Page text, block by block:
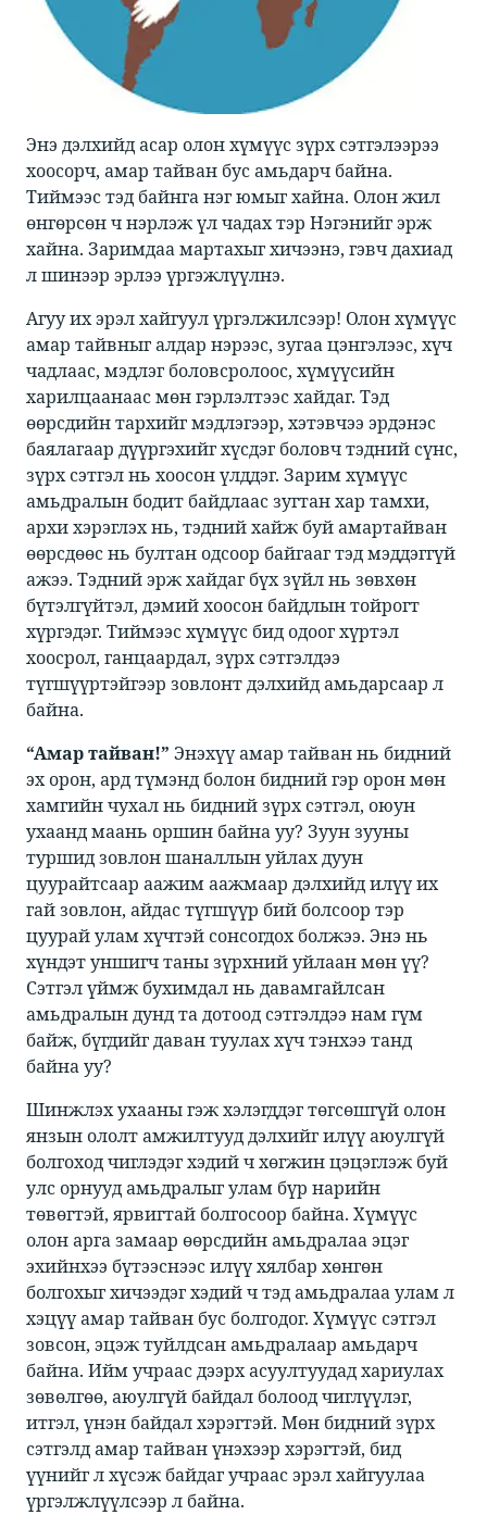
Энэ дэлхийд асар олон хүмүүс зүрх сэтгэлээрээ
хоосорч, амар тайван бус амьдарч байна.
Тиймээс тэд байнга нэг юмыг хайна. Олон жил
өнгөрсөн ч нэрлэж үл чадах тэр Нэгэнийг эрж
хайна. Заримдаа мартахыг хичээнэ, гэвч дахиад
л шинээр эрлээ үргэжлүүлнэ. ​
​​Агуу их эрэл хайгуул үргэлжилсээр! Олон хүмүүс
амар тайвныг алдар нэрээс, зугаа цэнгэлээс, хүч
чадлаас, мэдлэг боловсролоос, хүмүүсийн
харилцаанаас мөн гэрлэлтээс хайдаг. Тэд
өөрсдийн тархийг мэдлэгээр, хэтэвчээ эрдэнэс
баялагаар дүүргэхийг хүсдэг боловч тэдний сүнс,
зүрх сэтгэл нь хоосон үлддэг. Зарим хүмүүс
амьдралын бодит байдлаас зугтан хар тамхи,
архи хэрэглэх нь, тэдний хайж буй амартайван
өөрсдөөс нь бултан одсоор байгааг тэд мэддэггүй
ажээ. Тэдний эрж хайдаг бүх зүйл нь зөвхөн
бүтэлгүйтэл, дэмий хоосон байдлын тойрогт
хүргэдэг. Тиймээс хүмүүс бид одоог хүртэл
хоосрол, ганцаардал, зүрх сэтгэлдээ
түгшүүртэйгээр зовлонт дэлхийд амьдарсаар л
байна. ​
“Амар тайван!” ​​ Энэхүү амар тайван нь бидний
эх орон, ард түмэнд болон бидний гэр орон мөн
хамгийн чухал нь бидний зүрх сэтгэл, оюун
ухаанд маань оршин байна уу? Зуун зууны
туршид зовлон шаналлын уйлах дуун
цуурайтсаар аажим аажмаар дэлхийд илүү их
гай зовлон, айдас түгшүүр бий болсоор тэр
цуурай улам хүчтэй сонсогдох болжээ. Энэ нь
хүндэт уншигч таны зүрхний уйлаан мөн үү?
Сэтгэл үймж бухимдал нь давамгайлсан
амьдралын дунд та дотоод сэтгэлдээ нам гүм
байж, бүгдийг даван туулах хүч тэнхээ танд
байна уу? ​
​​Шинжлэх ухааны гэж хэлэгддэг төгсөшгүй олон
янзын ололт амжилтууд дэлхийг илүү аюулгүй
болгоход чиглэдэг хэдий ч хөгжин цэцэглэж буй
улс орнууд амьдралыг улам бүр нарийн
төвөгтэй, ярвигтай болгосоор байна. Хүмүүс
олон арга замаар өөрсдийн амьдралаа эцэг
эхийнхээ бүтээснээс илүү хялбар хөнгөн
болгохыг хичээдэг хэдий ч тэд амьдралаа улам л
хэцүү амар тайван бус болгодог. Хүмүүс сэтгэл
зовсон, эцэж туйлдсан амьдралаар амьдарч
байна. Ийм учраас дээрх асуултуудад хариулах
зөвөлгөө, аюулгүй байдал болоод чиглүүлэг,
итгэл, үнэн байдал хэрэгтэй. Мөн бидний зүрх
сэтгэлд амар тайван үнэхээр хэрэгтэй, бид
үүнийг л хүсэж байдаг учраас эрэл хайгуулаа
үргэлжлүүлсээр л байна.​